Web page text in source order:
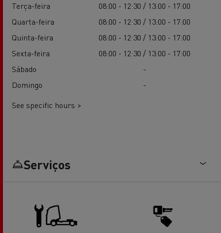
Terça-feira
08:00 - 12:30 / 13:00 - 17:00
Quarta-feira
08:00 - 12:30 / 13:00 - 17:00
Quinta-feira
08:00 - 12:30 / 13:00 - 17:00
Sexta-feira
08:00 - 12:30 / 13:00 - 17:00
Sábado
-
Domingo
-
See specific hours >
Serviços